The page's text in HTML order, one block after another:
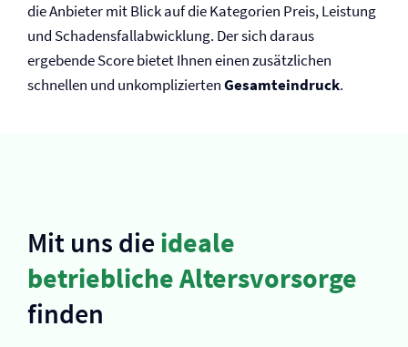
die Anbieter mit Blick auf die Kategorien Preis, Leistung
und Schadensfallabwicklung. Der sich daraus
ergebende Score bietet Ihnen einen zusätzlichen
schnellen und unkompliziertenGesamteindruck.
Mit uns die ideale
betriebliche Altersvorsorge
finden